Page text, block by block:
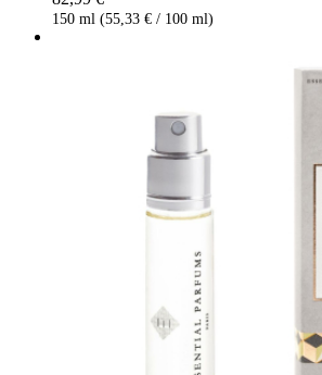
150 ml (55,33 € / 100 ml)